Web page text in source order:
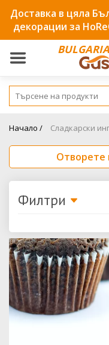
Доставка в цяла
декорации за
BULGARIA
Начало / Сладкарски
Отворете
Филтри